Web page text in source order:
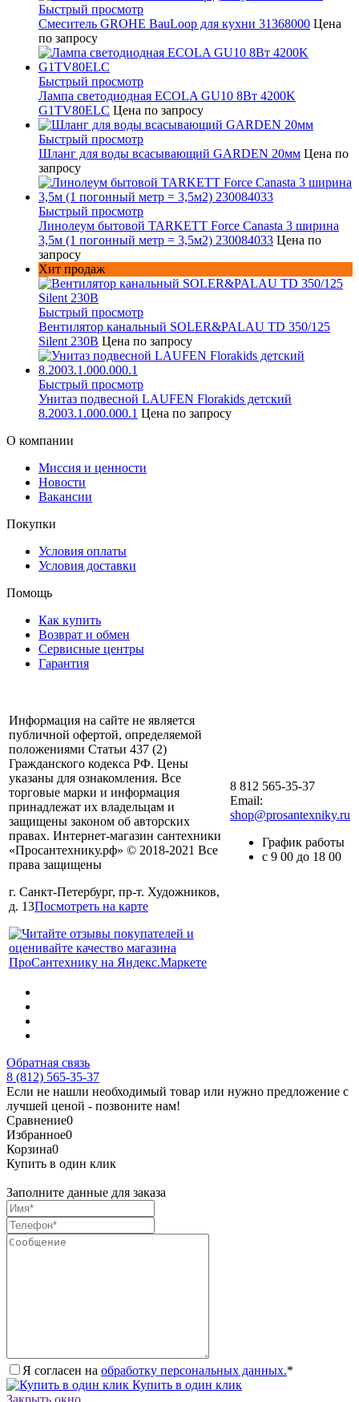
Быстрый просмотр
Смеситель GROHE BauLoop для кухни 31368000 Цена
по запросу
Быстрый просмотр
Лампа светодиодная ECOLA GU10 8Вт 4200K
G1TV80ELC Цена по запросу
Быстрый просмотр
Шланг для воды всасывающий GARDEN 20мм Цена по
запросу
Быстрый просмотр
Линолеум бытовой TARKETT Force Canasta 3 ширина
3,5м (1 погонный метр = 3,5м2) 230084033 Цена по
запросу
Хит продаж
Быстрый просмотр
Вентилятор канальный SOLER&PALAU TD 350/125
Silent 230В Цена по запросу
Быстрый просмотр
Унитаз подвесной LAUFEN Florakids детский
8.2003.1.000.000.1 Цена по запросу
О компании
Миссия и ценности
Новости
Вакансии
Покупки
Условия оплаты
Условия доставки
Помощь
Как купить
Возврат и обмен
Сервисные центры
Гарантия
Информация на сайте не является
публичной офертой, определяемой
положениями Статьи 437 (2)
Гражданского кодекса РФ. Цены
указаны для ознакомления. Все
торговые марки и информация
принадлежат их владельцам и
защищены законом об авторских
правах. Интернет-магазин сантехники
«Просантехнику.рф» © 2018-2021 Все
права защищены
г. Санкт-Петербург, пр-т. Художников,
д. 13Посмотреть на карте
8 812 565-35-37
Email:
shop@prosantexniky.ru
График работы
с 9 00 до 18 00
Обратная связь
8 (812) 565-35-37
Если не нашли необходимый товар или нужно предложение с
лучшей ценой - позвоните нам!
Сравнение0
Избранное0
Корзина0
Купить в один клик
Заполните данные для заказа
Я согласен на обработку персональных данных.*
Купить в один клик